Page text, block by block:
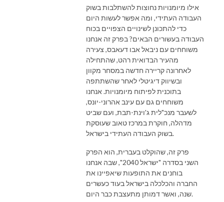
אילו מיומנויות נחוצות להשתלבות בשוק
העבודה העתידי, ומה אפשר לעשות היום
כדי להתכונן לשינויים הצפויים בכוח
העבודה בעשורים הבאים? בפרק זה אנחנו
משוחחים עם ניבאל אבו דעאבס, צעירה
מהעיר הבדואית רהט, שהתחילה
לאחרונה קריירה חדשה במסחר מקוון
ובשיווק דיגיטלי לאחר שהשתתפה
בתוכנית לפיתוח מיומנויות. אנחנו
משוחחים גם עם עינב אהרוני-יונס,
לשעבר מנכ"לית ג'וינת-תבת, ועם שביט
מדהלה, חוקרת במרכז טאוב שעוסקת
בשוק העבודה העתידי בישראל.
פרק זה, שהוקלט בעברית, הוא הפרק
השני בסדרה "ישראל 2040", שבה אנחנו
בוחנים את התופעות שיאפיינו את
החברה והכלכלה בישראל בעוד כעשרים
שנה, ואשר דמותן מתעצבת כבר היום.